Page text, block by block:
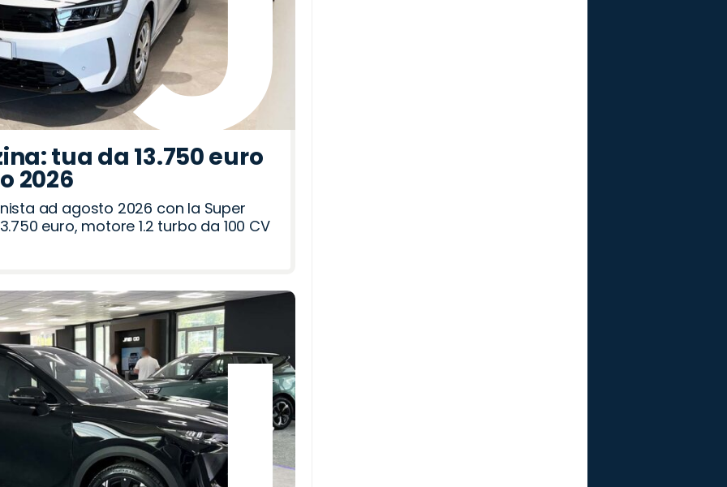
tua da 13.750 euro
2026
ad agosto 2026 con la Super
euro, motore 1.2 turbo da 100 CV